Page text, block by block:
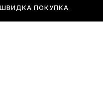
ШВИДКА ПОКУПКА